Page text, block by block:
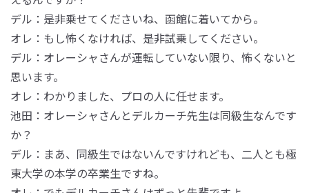
デル：是非乗せてくださいね、函館に着いてから。
オレ：もし怖くなければ、是非試乗してください。
デル：オレーシャさんが運転していない限り、怖くないと
思います。
オレ：わかりました、プロの人に任せます。
池田：オレーシャさんとデルカーチ先生は同級生なんです
か？
デル：まあ、同級生ではないんですけれども、二人とも極
東大学の本学の卒業生ですね。